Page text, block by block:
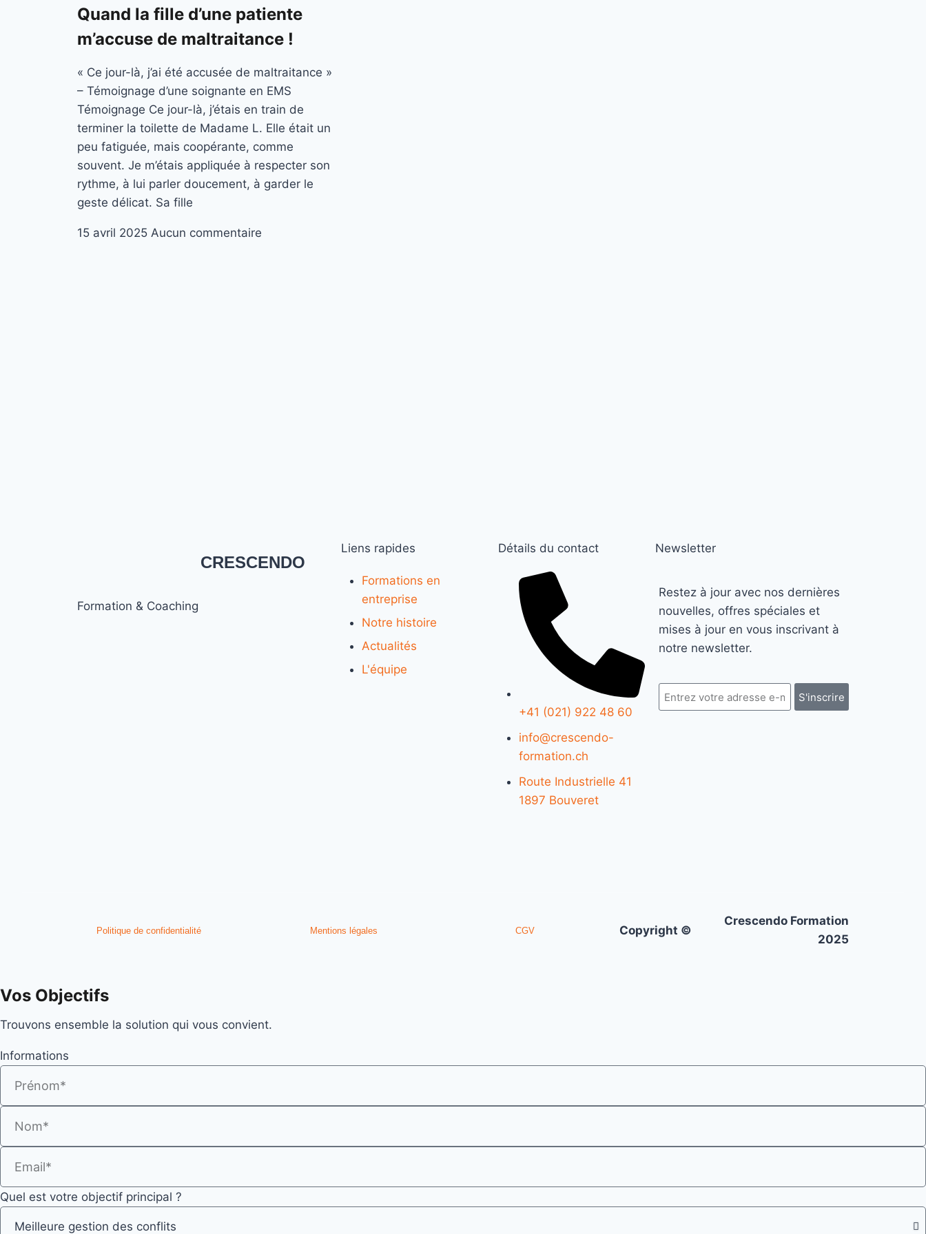
Quand la fille d’une patiente
m’accuse de maltraitance !
« Ce jour-là, j’ai été accusée de maltraitance »
– Témoignage d’une soignante en EMS
Témoignage Ce jour-là, j’étais en train de
terminer la toilette de Madame L. Elle était un
peu fatiguée, mais coopérante, comme
souvent. Je m’étais appliquée à respecter son
rythme, à lui parler doucement, à garder le
geste délicat. Sa fille
15 avril 2025 Aucun commentaire
CRESCENDO
Formation & Coaching
Liens rapides
Formations en
entreprise
Notre histoire
Actualités
L'équipe
Détails du contact
+41 (021) 922 48 60
info@crescendo-
formation.ch
Route Industrielle 41
1897 Bouveret
Newsletter
Restez à jour avec nos dernières
nouvelles, offres spéciales et
mises à jour en vous inscrivant à
notre newsletter.
S'inscrire
Politique de confidentialité Mentions légales CGV Copyright ©
Crescendo Formation
2025
Vos Objectifs
Trouvons ensemble la solution qui vous convient.
Informations
Quel est votre objectif principal ?